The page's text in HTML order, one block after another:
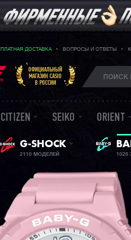
ДОСТАВКА ВОПРОСЫ И ОТВЕТЫ
ОФИЦИАЛЬНЫЙ
МАГАЗИН CASIO
В РОССИИ
CITIZEN SEIKO ORIENT
G-SHOCK
2110 МОДЕЛЕЙ